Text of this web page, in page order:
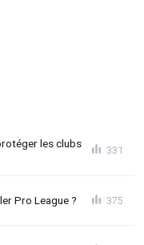
les clubs
331
Pro League ? 375